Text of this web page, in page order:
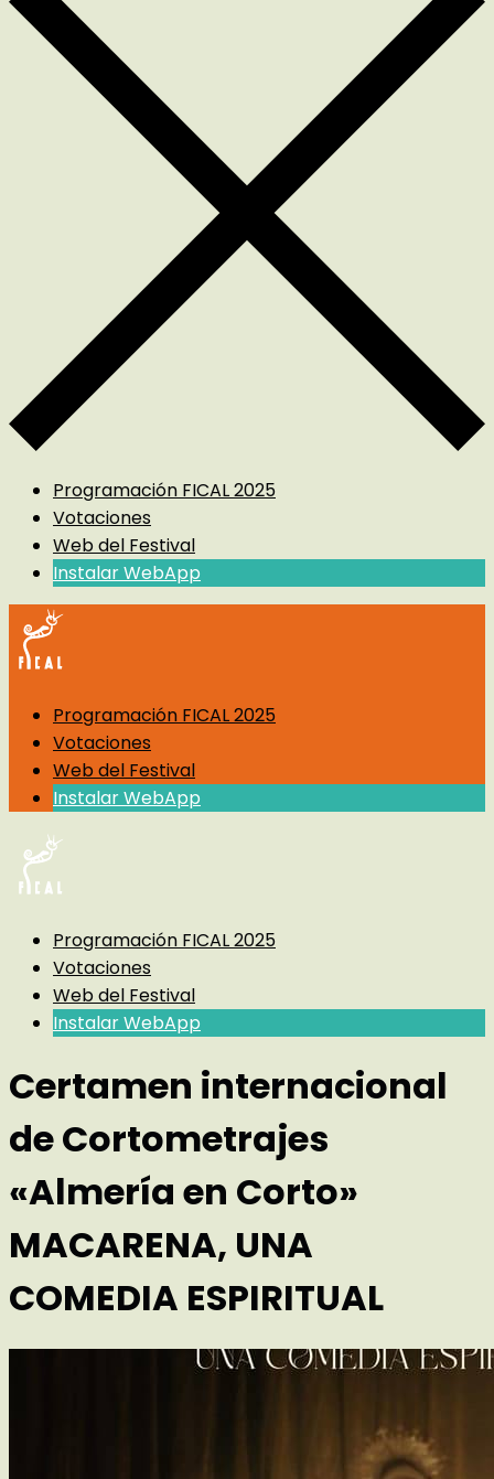
Programación FICAL 2025
Votaciones
Web del Festival
Instalar WebApp
Programación FICAL 2025
Votaciones
Web del Festival
Instalar WebApp
Programación FICAL 2025
Votaciones
Web del Festival
Instalar WebApp
Certamen internacional
de Cortometrajes
«Almería en Corto»
MACARENA, UNA
COMEDIA ESPIRITUAL